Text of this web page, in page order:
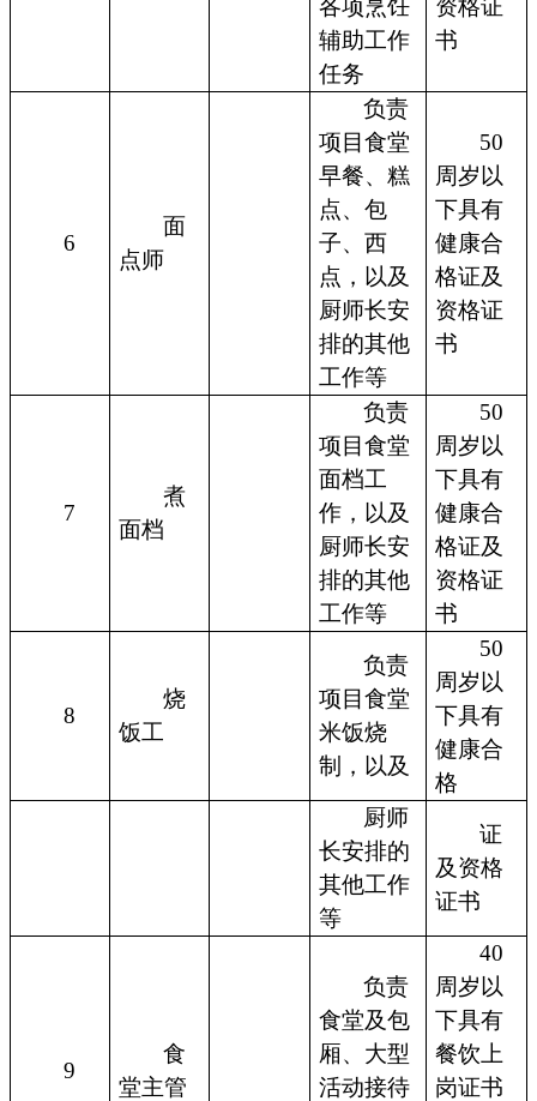
各项烹饪
辅助工作
任务
资格证
书
6
面
点师
负责
项目食堂
早餐、糕
点、包
子、西
点，以及
厨师长安
排的其他
工作等
50
周岁以
下具有
健康合
格证及
资格证
书
7
煮
面档
负责
项目食堂
面档工
作，以及
厨师长安
排的其他
工作等
50
周岁以
下具有
健康合
格证及
资格证
书
8
烧
饭工
负责
项目食堂
米饭烧
制，以及
50
周岁以
下具有
健康合
格
厨师
长安排的
其他工作
等
证
及资格
证书
9
食
堂主管
负责
食堂及包
厢、大型
活动接待
40
周岁以
下具有
餐饮上
岗证书